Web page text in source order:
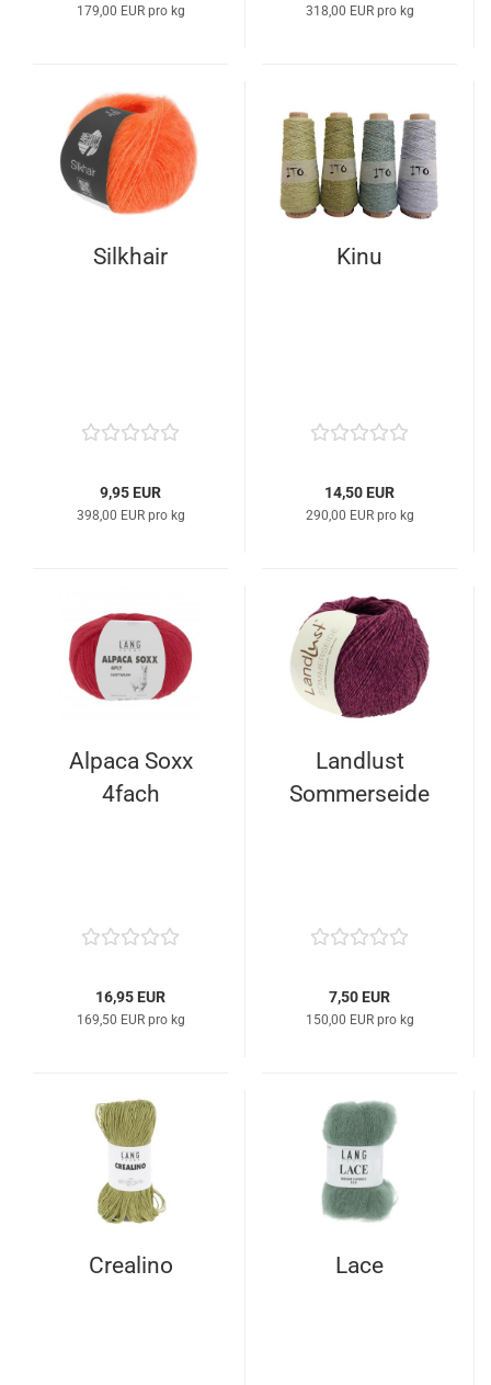
179,00 EUR pro kg 318,00 EUR pro kg
Silkhair
9,95 EUR
398,00 EUR pro kg
Kinu
14,50 EUR
290,00 EUR pro kg
Alpaca Soxx
4fach
16,95 EUR
169,50 EUR pro kg
Landlust
Sommerseide
7,50 EUR
150,00 EUR pro kg
Crealino Lace